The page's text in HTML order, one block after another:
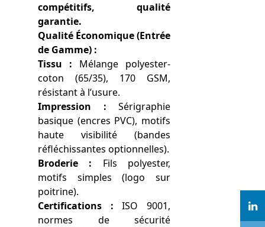
compétitifs, qualité
garantie.
Qualité Économique (Entrée
de Gamme) :
Tissu : Mélange polyester-
coton (65/35), 170 GSM,
résistant à l’usure.
Impression : Sérigraphie
basique (encres PVC), motifs
haute visibilité (bandes
réfléchissantes optionnelles).
Broderie : Fils polyester,
motifs simples (logo sur
poitrine).
Certifications : ISO 9001,
normes de sécurité